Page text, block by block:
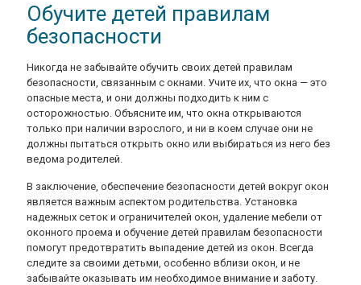
Обучите детей правилам
безопасности
Никогда не забывайте обучить своих детей правилам
безопасности, связанным с окнами. Учите их, что окна — это
опасные места, и они должны подходить к ним с
осторожностью. Объясните им, что окна открываются
только при наличии взрослого, и ни в коем случае они не
должны пытаться открыть окно или выбираться из него без
ведома родителей.
В заключение, обеспечение безопасности детей вокруг окон
является важным аспектом родительства. Установка
надежных сеток и ограничителей окон, удаление мебели от
оконного проема и обучение детей правилам безопасности
помогут предотвратить выпадение детей из окон. Всегда
следите за своими детьми, особенно вблизи окон, и не
забывайте оказывать им необходимое внимание и заботу.